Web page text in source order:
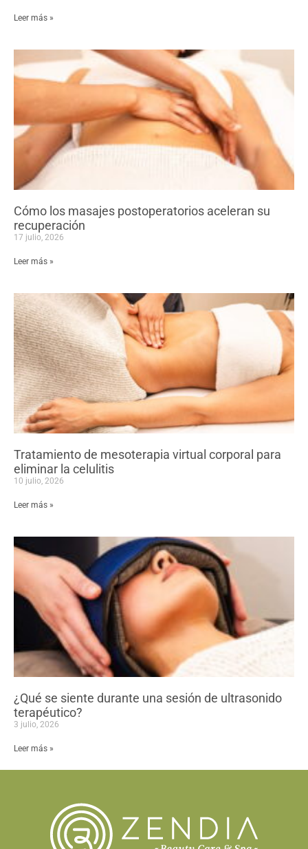
Leer más »
Cómo los masajes postoperatorios aceleran su
recuperación
17 julio, 2026
Leer más »
Tratamiento de mesoterapia virtual corporal para
eliminar la celulitis
10 julio, 2026
Leer más »
¿Qué se siente durante una sesión de ultrasonido
terapéutico?
3 julio, 2026
Leer más »